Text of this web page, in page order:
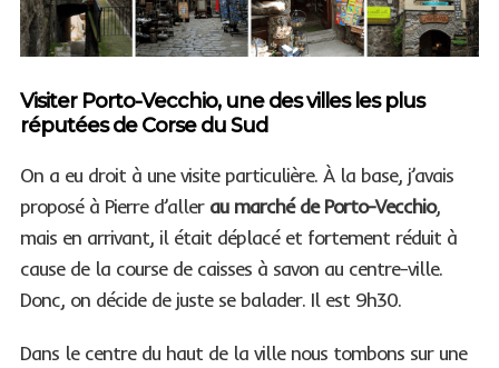
Visiter Porto-Vecchio, une des villes les plus
réputées de Corse du Sud
On a eu droit à une visite particulière. À la base, j’avais
proposé à Pierre d’aller au marché de Porto-Vecchio,
mais en arrivant, il était déplacé et fortement réduit à
cause de la course de caisses à savon au centre-ville.
Donc, on décide de juste se balader. Il est 9h30.
Dans le centre du haut de la ville nous tombons sur une